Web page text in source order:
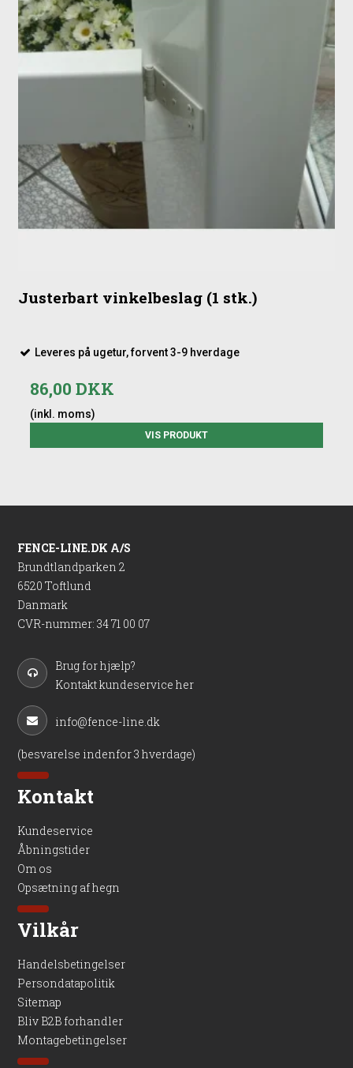
Justerbart vinkelbeslag (1 stk.)
Leveres på ugetur, forvent 3-9 hverdage
86,00 DKK
(inkl. moms)
VIS PRODUKT
FENCE-LINE.DK A/S
Brundtlandparken 2
6520 Toftlund
Danmark
CVR-nummer: 34 71 00 07
Brug for hjælp?
Kontakt kundeservice her
info@fence-line.dk
(besvarelse indenfor 3 hverdage)
Kontakt
Kundeservice
Åbningstider
Om os
Opsætning af hegn
Vilkår
Handelsbetingelser
Persondatapolitik
Sitemap
Bliv B2B forhandler
Montagebetingelser